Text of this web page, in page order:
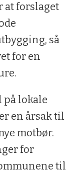
at forslaget
så
for en
på lokale
en årsak til
motbør.
for
til